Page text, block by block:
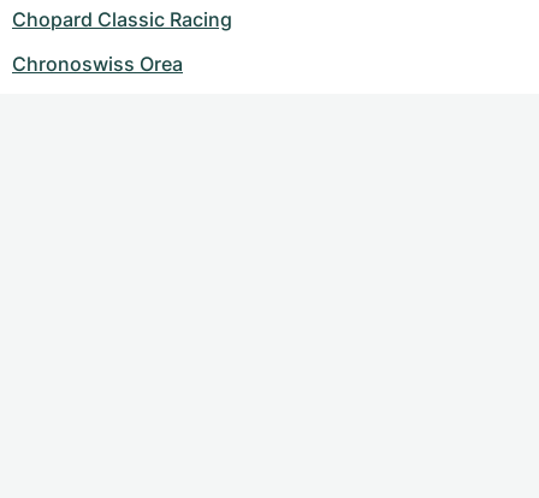
Chopard Classic Racing
Chronoswiss Orea